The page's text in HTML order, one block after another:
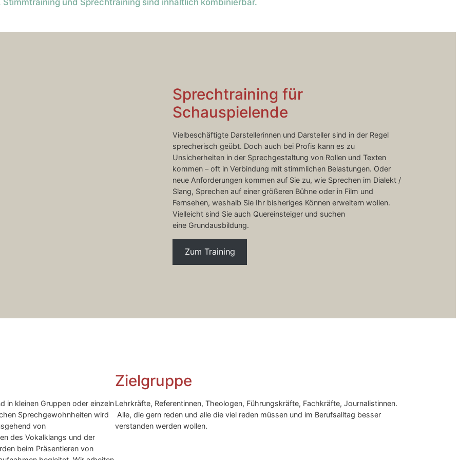
Sprechtraining für
Schauspielende
Vielbeschäftigte Darstellerinnen und Darsteller sind in der Regel
sprecherisch geübt. Doch auch bei Profis kann es zu
Unsicherheiten in der Sprechgestaltung von Rollen und Texten
kommen – oft in Verbindung mit stimmlichen Belastungen. Oder
neue Anforderungen kommen auf Sie zu, wie Sprechen im Dialekt /
Slang, Sprechen auf einer größeren Bühne oder in Film und
Fernsehen, weshalb Sie Ihr bisheriges Können erweitern wollen.
Vielleicht sind Sie auch Quereinsteiger und suchen
eine Grundausbildung.
Zum Training
in kleinen Gruppen oder einzeln
Sprechgewohnheiten wird
von
des Vokalklangs und der
beim Präsentieren von
Zielgruppe
Lehrkräfte, Referentinnen, Theologen, Führungskräfte, Fachkräfte, Journalistinnen.
Alle, die gern reden und alle die viel reden müssen und im Berufsalltag besser
verstanden werden wollen.